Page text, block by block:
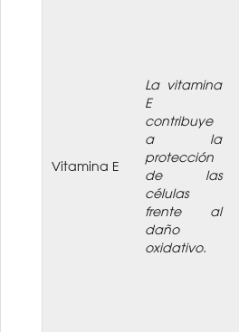
Vitamina E
La vitamina
E
contribuye
a la
protección
de las
células
frente al
daño
oxidativo.